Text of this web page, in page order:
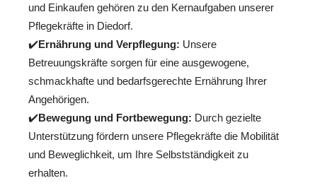
und Einkaufen gehören zu den Kernaufgaben unserer
Pflegekräfte in Diedorf.
✔️Ernährung und Verpflegung: Unsere
Betreuungskräfte sorgen für eine ausgewogene,
schmackhafte und bedarfsgerechte Ernährung Ihrer
Angehörigen.
✔️Bewegung und Fortbewegung: Durch gezielte
Unterstützung fördern unsere Pflegekräfte die Mobilität
und Beweglichkeit, um Ihre Selbstständigkeit zu
erhalten.